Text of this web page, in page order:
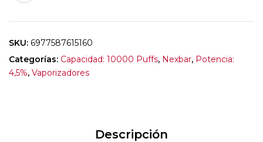
SKU: 6977587615160
Categorías: Capacidad: 10000 Puffs, Nexbar, Potencia:
4,5%, Vaporizadores
Descripción